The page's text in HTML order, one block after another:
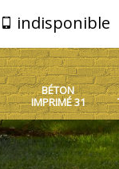
indisponible
BÉTON
IMPRIMÉ 31